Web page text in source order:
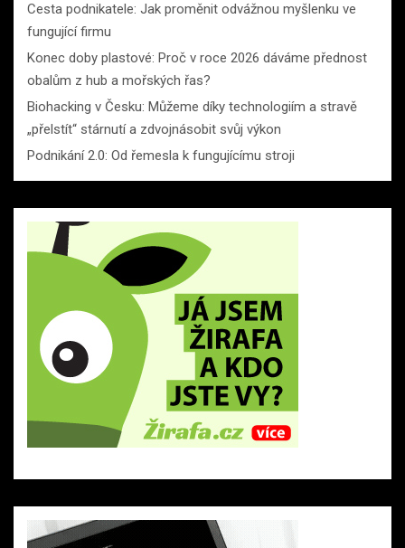
Cesta podnikatele: Jak proměnit odvážnou myšlenku ve
fungující firmu
Konec doby plastové: Proč v roce 2026 dáváme přednost
obalům z hub a mořských řas?
Biohacking v Česku: Můžeme díky technologiím a stravě
„přelstít“ stárnutí a zdvojnásobit svůj výkon
Podnikání 2.0: Od řemesla k fungujícímu stroji